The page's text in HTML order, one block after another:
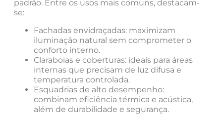
padrão. Entre os usos mais comuns, destacam-
se:
Fachadas envidraçadas: maximizam
iluminação natural sem comprometer o
conforto interno.
Claraboias e coberturas: ideais para áreas
internas que precisam de luz difusa e
temperatura controlada.
Esquadrias de alto desempenho:
combinam eficiência térmica e acústica,
além de durabilidade e segurança.